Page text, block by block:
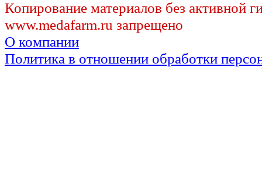
Копирование материалов без активной
www.medafarm.ru запрещено
О компании
Политика в отношении обработки